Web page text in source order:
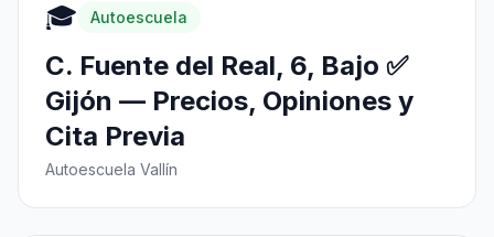
🎓 Autoescuela
C. Fuente del Real, 6, Bajo ✅
Gijón — Precios, Opiniones y
Cita Previa
Autoescuela Vallín